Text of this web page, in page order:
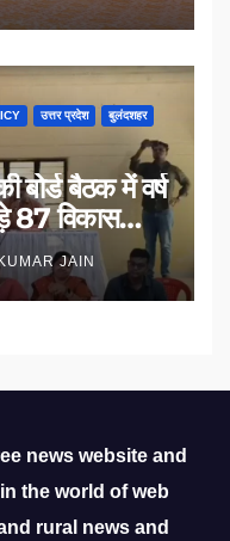
उत्तर प्रदेश बुलंदशहर
बोर्ड बैठक में वर्ष
विकास
JAIN
news website and
the world of web
rural news and